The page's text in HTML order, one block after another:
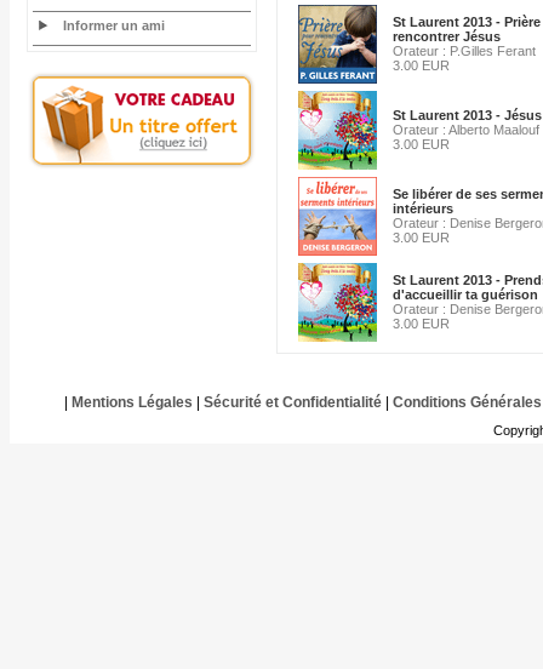
Informer un ami
St Laurent 2013 -
rencontrer Jésus
Orateur : P.Gilles Ferant
3.00 EUR
St Laurent 2013 -
Orateur : Alberto Maalouf
3.00 EUR
Se libérer de ses
intérieurs
Orateur : Denise
3.00 EUR
St Laurent 2013 -
d'accueillir ta guérison
Orateur : Denise
3.00 EUR
Mentions Légales Sécurité et Confidentialité| Conditions Générales